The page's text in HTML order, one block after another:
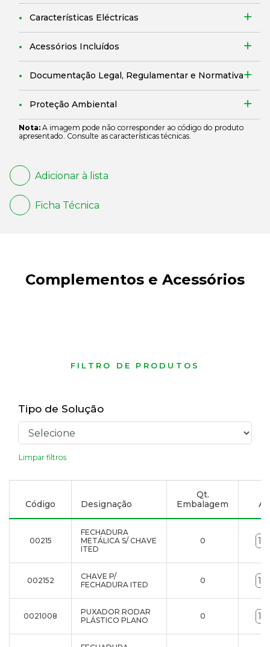
Características Eléctricas
Acessórios Incluídos
Documentação Legal, Regulamentar e Normativa
Proteção Ambiental
Nota: A imagem pode não corresponder ao código do produto
apresentado. Consulte as características técnicas.
Adicionar à lista
Ficha Técnica
Complementos e Acessórios
FILTRO DE PRODUTOS
Tipo de Solução
Limpar filtros
Código Designação
Qt.
Embalagem
00215
FECHADURA
METÁLICA S/ CHAVE
ITED
0
002152
CHAVE P/
FECHADURA ITED
0
0021008
PUXADOR RODAR
PLÁSTICO PLANO
0